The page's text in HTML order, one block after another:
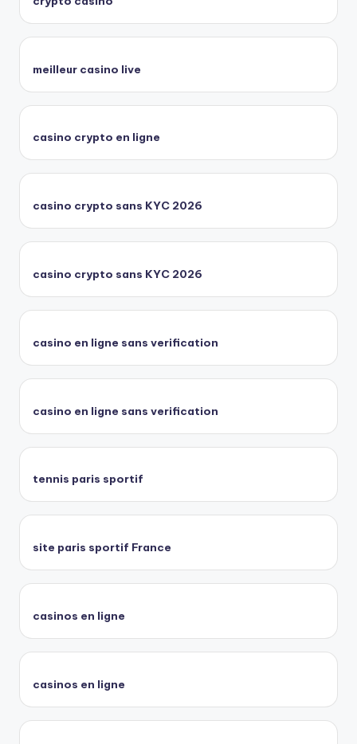
meilleur casino live
casino crypto en ligne
casino crypto sans KYC 2026
casino crypto sans KYC 2026
casino en ligne sans verification
casino en ligne sans verification
tennis paris sportif
site paris sportif France
casinos en ligne
casinos en ligne